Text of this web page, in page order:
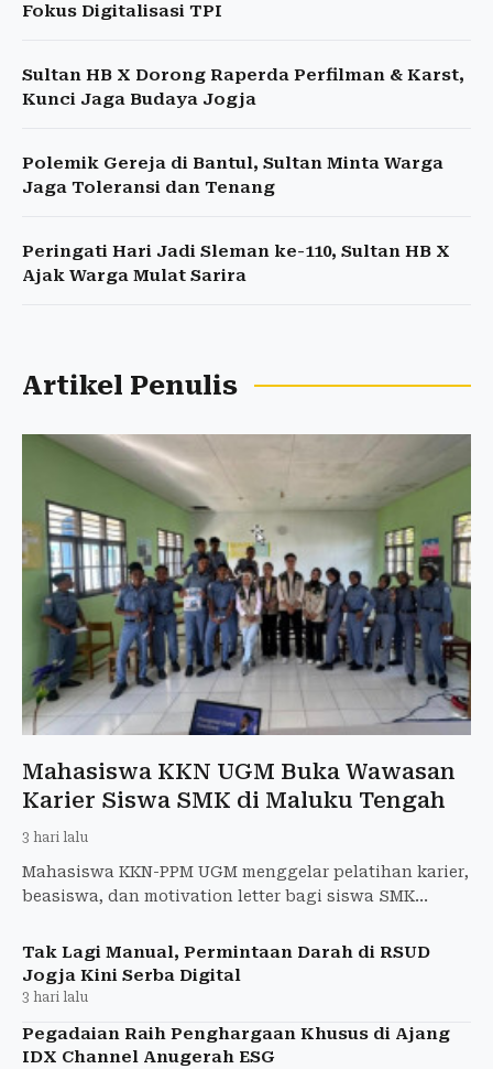
Fokus Digitalisasi TPI
Sultan HB X Dorong Raperda Perfilman & Karst,
Kunci Jaga Budaya Jogja
Polemik Gereja di Bantul, Sultan Minta Warga
Jaga Toleransi dan Tenang
Peringati Hari Jadi Sleman ke-110, Sultan HB X
Ajak Warga Mulat Sarira
Artikel Penulis
Mahasiswa KKN UGM Buka Wawasan
Karier Siswa SMK di Maluku Tengah
3 hari lalu
Mahasiswa KKN-PPM UGM menggelar pelatihan karier,
beasiswa, dan motivation letter bagi siswa SMK
Tak Lagi Manual, Permintaan Darah di RSUD
Jogja Kini Serba Digital
3 hari lalu
Pegadaian Raih Penghargaan Khusus di Ajang
IDX Channel Anugerah ESG